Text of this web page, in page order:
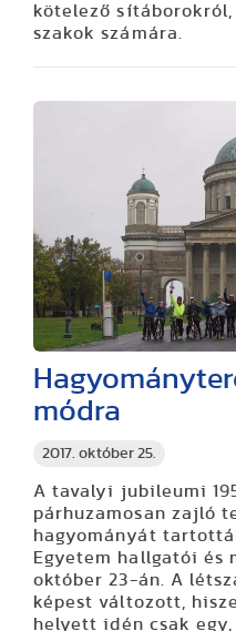
kötelező
szakok számára.
2017. október 25.
módra
A tavalyi jubileumi
párhuzamosan zajló
hagyományát
Egyetem hallgatói és
október 23-án. A
képest változott,
helyett idén csak